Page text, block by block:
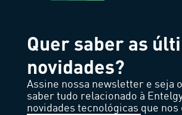
Quer saber as
novidades?
Assine nossa newsletter e seja
saber tudo relacionado à
novidades tecnológicas que nos